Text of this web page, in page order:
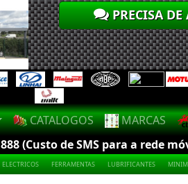
PRECISA DE
CATALOGOS MARCAS
(Custo de SMS para a rede
ELECTRICOS FERRAMENTAS LUBRIFICANTES